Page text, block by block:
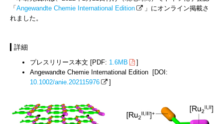
「 Angewandte Chemie International Edition
」にオンライン掲載さ
れました。
詳細
プレスリリース本文 [PDF: 1.6MB
]
Angewandte Chemie International Edition [DOI:
10.1002/anie.202115976
]